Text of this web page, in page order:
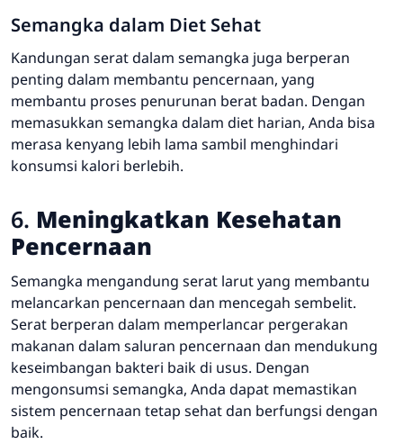
Semangka dalam Diet Sehat
Kandungan serat dalam semangka juga berperan
penting dalam membantu pencernaan, yang
membantu proses penurunan berat badan. Dengan
memasukkan semangka dalam diet harian, Anda bisa
merasa kenyang lebih lama sambil menghindari
konsumsi kalori berlebih.
6. Meningkatkan Kesehatan
Pencernaan
Semangka mengandung serat larut yang membantu
melancarkan pencernaan dan mencegah sembelit.
Serat berperan dalam memperlancar pergerakan
makanan dalam saluran pencernaan dan mendukung
keseimbangan bakteri baik di usus. Dengan
mengonsumsi semangka, Anda dapat memastikan
sistem pencernaan tetap sehat dan berfungsi dengan
baik.